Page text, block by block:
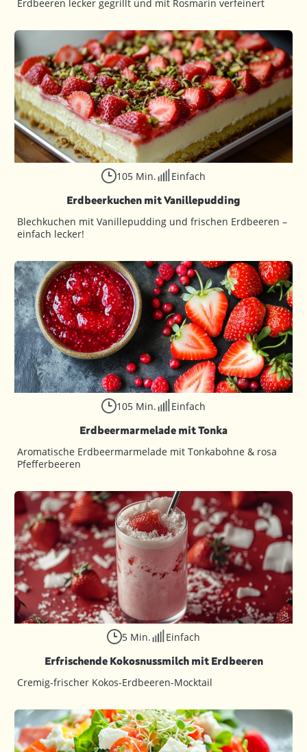
Erdbeeren lecker gegrillt und mit Rosmarin verfeinert
105 Min. Einfach
Erdbeerkuchen mit Vanillepudding
Blechkuchen mit Vanillepudding und frischen Erdbeeren –
einfach lecker!
105 Min. Einfach
Erdbeermarmelade mit Tonka
Aromatische Erdbeermarmelade mit Tonkabohne & rosa
Pfefferbeeren
5 Min. Einfach
Erfrischende Kokosnussmilch mit Erdbeeren
Cremig-frischer Kokos-Erdbeeren-Mocktail